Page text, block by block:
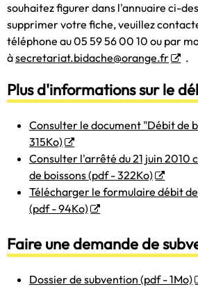
souhaitez figurer dans l'annuaire ci-
supprimer votre fiche, veuillez
téléphone au 05 59 56 00 10 ou par
àsecretariat.bidache@orange.fr .
Plus d'informations sur le
Consulter le document "Débit de
315Ko)
Consulter l'arrêté du 21 juin 2010
de boissons (pdf - 322Ko)
Télécharger le formulaire débit
(pdf - 94Ko)
Faire une demande de
Dossier de subvention (pdf - 1Mo)